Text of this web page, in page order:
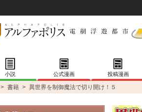
小説 公式漫画 投稿漫画
> 書籍 > 異世界を制御魔法で切り開け！５